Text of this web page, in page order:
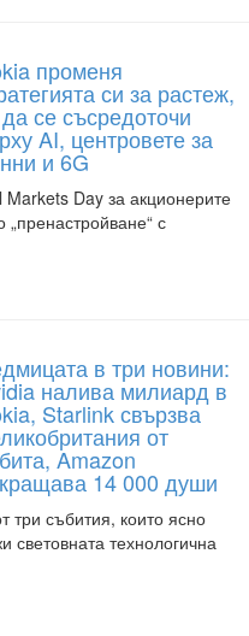
променя
си за растеж,
се съсредоточи
AI, центровете за
и 6G
Day за акционерите
с
в три новини:
налива милиард в
Starlink свързва
от
Amazon
14 000 души
три събития, които ясно
световната технологична